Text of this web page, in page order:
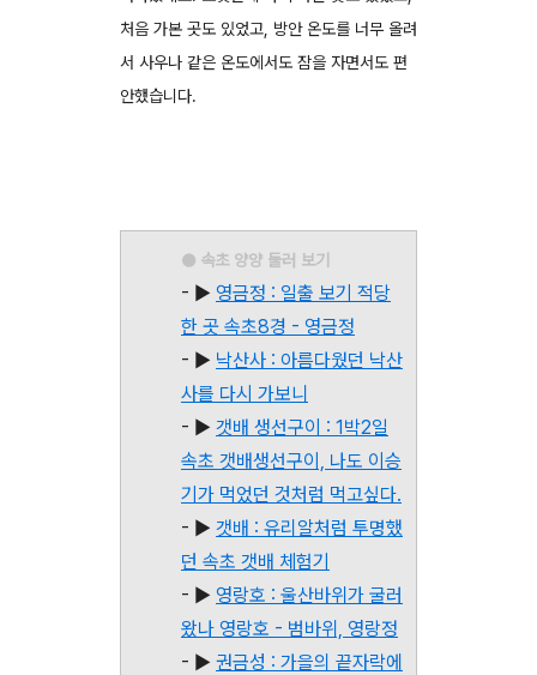
처음 가본 곳도 있었고, 방안 온도를 너무 올려
서 사우나 같은 온도에서도 잠을 자면서도 편
안했습니다.
● 속초 양양 둘러 보기
- ▶ 영금정 : 일출 보기 적당
한 곳 속초8경 - 영금정
- ▶ 낙산사 : 아름다웠던 낙산
사를 다시 가보니
- ▶ 갯배 생선구이 : 1박2일
속초 갯배생선구이, 나도 이승
기가 먹었던 것처럼 먹고싶다.
- ▶ 갯배 : 유리알처럼 투명했
던 속초 갯배 체험기
- ▶ 영랑호 : 울산바위가 굴러
왔나 영랑호 - 범바위, 영랑정
- ▶ 권금성 : 가을의 끝자락에